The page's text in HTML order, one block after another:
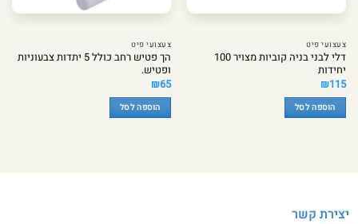
צעצועי פיט
דלי לבני בניה קוביות מצויר 100
יחידות
₪115
הוספה לסל
צעצועי פיט
הך פטיש רחב כולל 5 יתדות צבעוניות
ופטיש.
₪65
הוספה לסל
יצירת קשר